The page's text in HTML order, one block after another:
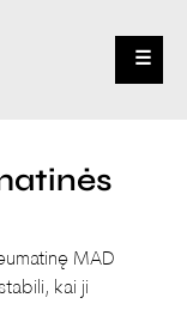
☰
MAD
kai ji